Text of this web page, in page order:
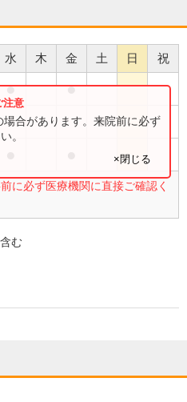
水 木 金 土 日 祝
● ●
●
に必ず医療機関に直接ご確認く
合があります。来院前に必ず
。
×閉じる
む